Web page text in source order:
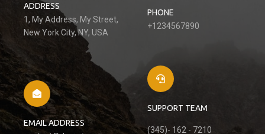
ADDRESS
1, My Address, My Street,
New York City, NY, USA
PHONE
+1234567890
EMAIL ADDRESS
SUPPORT TEAM
(345)- 162 - 7210